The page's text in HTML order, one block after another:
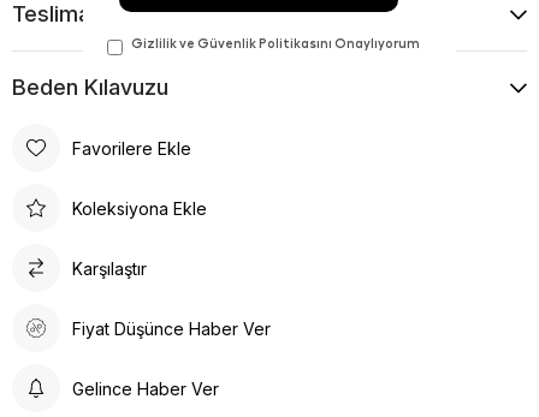
Teslimat Ve İade Koşulları
Beden Kılavuzu
Favorilere Ekle
Koleksiyona Ekle
Karşılaştır
Fiyat Düşünce Haber Ver
Gelince Haber Ver